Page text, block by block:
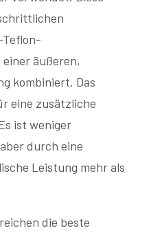
äußeren,
kombiniert. Das
eine zusätzliche
ist weniger
durch eine
Leistung mehr als
die beste